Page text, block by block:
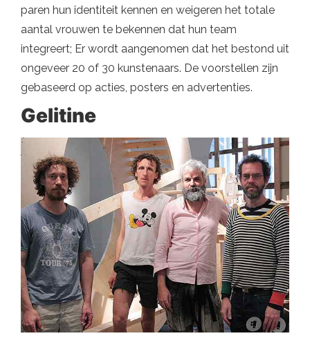
paren hun identiteit kennen en weigeren het totale
aantal vrouwen te bekennen dat hun team
integreert; Er wordt aangenomen dat het bestond uit
ongeveer 20 of 30 kunstenaars. De voorstellen zijn
gebaseerd op acties, posters en advertenties.
Gelitine